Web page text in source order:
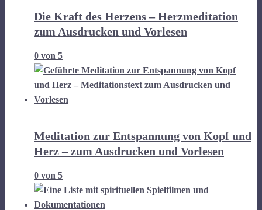
Die Kraft des Herzens – Herzmeditation
zum Ausdrucken und Vorlesen
0 von 5
Meditation zur Entspannung von Kopf und
Herz – zum Ausdrucken und Vorlesen
0 von 5